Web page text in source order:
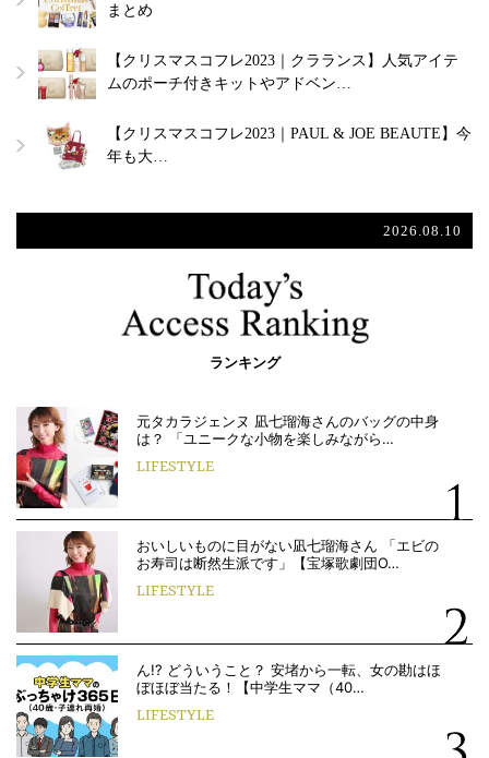
まとめ
【クリスマスコフレ2023｜クラランス】人気アイテ
ムのポーチ付きキットやアドベン…
【クリスマスコフレ2023｜PAUL & JOE BEAUTE】今
年も大…
2026.08.10
ランキング
元タカラジェンヌ 凪七瑠海さんのバッグの中身
は？ 「ユニークな小物を楽しみながら…
LIFESTYLE
おいしいものに目がない凪七瑠海さん 「エビの
お寿司は断然生派です」【宝塚歌劇団O…
LIFESTYLE
ん!? どういうこと？ 安堵から一転、女の勘はほ
ぼほぼ当たる！【中学生ママ（40…
LIFESTYLE